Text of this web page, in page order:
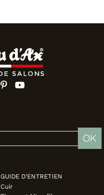
OK
GUIDE D'ENTRETIEN
Cuir